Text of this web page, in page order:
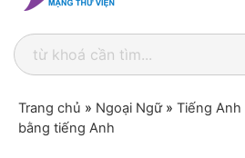
Trang chủ » Ngoại Ngữ» Tiếng Anh
bằng tiếng Anh